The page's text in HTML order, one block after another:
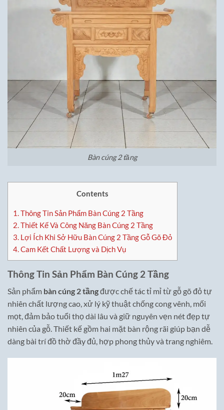
Bàn cúng 2 tầng
Contents
1.Thông Tin Sản Phẩm Bàn Cúng 2 Tầng
2.Thiết Kế Và Công Năng Bàn Cúng 2 Tầng
3. Lợi Ích Khi Sở Hữu Bàn Cúng 2 Tầng Gỗ Gõ Đỏ
4.Cam Kết Chất Lượng và Dịch Vụ
Thông Tin Sản Phẩm Bàn Cúng 2 Tầng
Sản phẩm bàn cúng 2 tầngđược chế tác tỉ mỉ từ gỗ gõ đỏ tự
nhiên chất lượng cao, xử lý kỹ thuật chống cong vênh, mối
mọt, đảm bảo tuổi thọ dài lâu và giữ nguyên vẹn nét đẹp tự
nhiên của gỗ. Thiết kế gồm hai mặt bàn rộng rãi giúp bạn dễ
dàng bài trí đồ thờ đầy đủ, hợp phong thủy và trang nghiêm.